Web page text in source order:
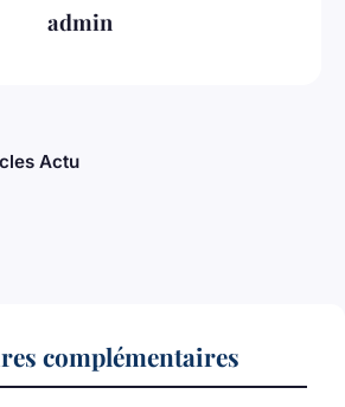
admin
Actu
complémentaires